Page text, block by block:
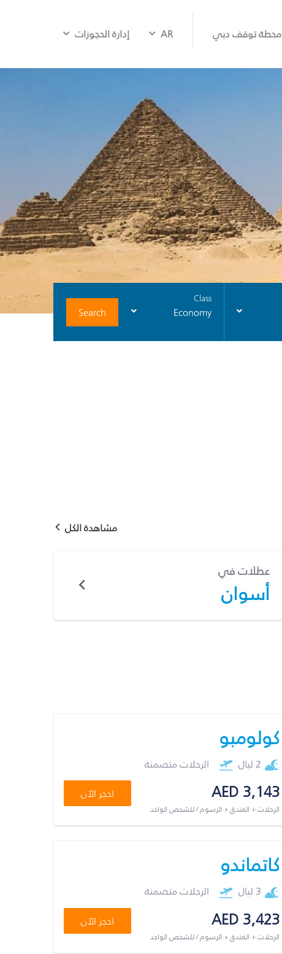
محطة توقف دبي AR إدارة الحجوزات
Class
Economy
Search
مشاهدة الكل
عطلات في
أسوان
كولومبو
2 ليال الرحلات متضمنة
AED 3,143
الرحلات + الفندق + الرسوم / للشخص الواحد
احجز الآن
كاتماندو
3 ليال الرحلات متضمنة
AED 3,423
الرحلات + الفندق + الرسوم / للشخص الواحد
احجز الآن